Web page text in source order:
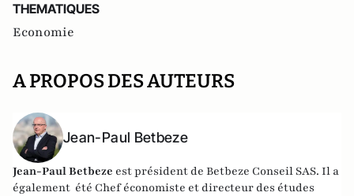
THEMATIQUES
Economie
A PROPOS DES AUTEURS
Jean-Paul Betbeze
Jean-Paul Betbeze est président de Betbeze Conseil SAS. Il a
également été Chef économiste et directeur des études